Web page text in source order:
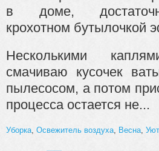
в доме,
крохотном бутылочкой
Несколькими
смачиваю кусочек
пылесосом, а потом
процесса остается не...
Уборка Освежитель воздуха Весна Уют